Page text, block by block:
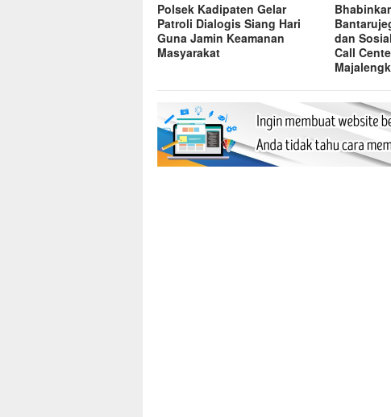
Polsek Kadipaten Gelar
Patroli Dialogis Siang Hari
Guna Jamin Keamanan
Masyarakat
dan
Call